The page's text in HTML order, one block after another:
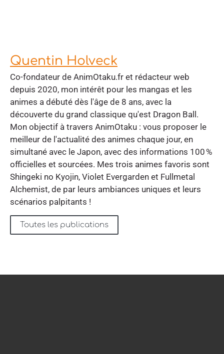
Quentin Holveck
Co-fondateur de AnimOtaku.fr et rédacteur web
depuis 2020, mon intérêt pour les mangas et les
animes a débuté dès l'âge de 8 ans, avec la
découverte du grand classique qu'est Dragon Ball.
Mon objectif à travers AnimOtaku : vous proposer le
meilleur de l'actualité des animes chaque jour, en
simultané avec le Japon, avec des informations 100 %
officielles et sourcées. Mes trois animes favoris sont
Shingeki no Kyojin, Violet Evergarden et Fullmetal
Alchemist, de par leurs ambiances uniques et leurs
scénarios palpitants !
Toutes les publications